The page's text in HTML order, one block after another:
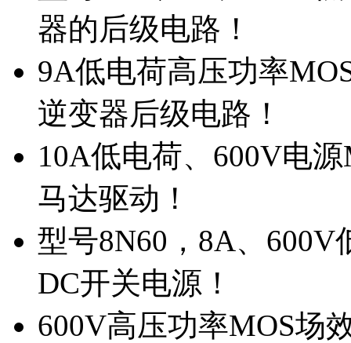
器的后级电路！
9A低电荷高压功率
逆变器后级电路！
10A低电荷、600V电
马达驱动！
型号8N60，8A、
DC开关电源！
600V高压功率MOS场